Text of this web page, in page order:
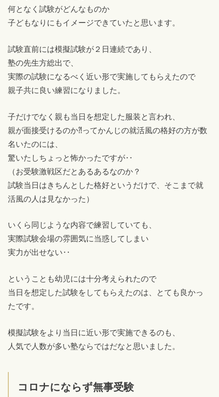
何となく試験がどんなものか
子どもなりにもイメージできていたと思います。
試験直前には模擬試験が２日連続であり、
塾の先生方総出で、
実際の試験になるべく近い形で実施してもらえたので
親子共に良い練習になりました。
子だけでなく親も当日を想定した服装と言われ、
親が面接受けるのか⁈ってかんじの就活風の格好の方が数
名いたのには、
驚いたしちょっと怖かったですが‥
（お受験激戦区だとあるあるなのか？
試験当日はきちんとした格好というだけで、そこまで就
活風の人は見なかった）
いくら同じような内容で練習していても、
実際試験会場の雰囲気に当惑してしまい
実力が出せない‥
ということも幼児には十分考えられたので
当日を想定した試験をしてもらえたのは、とても良かっ
たです。
模擬試験をより当日に近い形で実施できるのも、
人気で人数が多い塾ならではだなと思いました。
コロナにならず無事受験